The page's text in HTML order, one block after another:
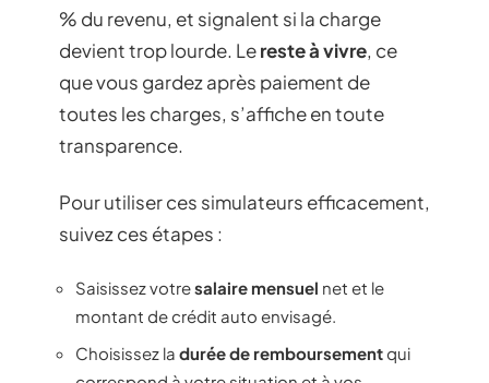
% du revenu, et signalent si la charge
devient trop lourde. Lereste à vivre, ce
que vous gardez après paiement de
toutes les charges, s’affiche en toute
transparence.
Pour utiliser ces simulateurs efficacement,
suivez ces étapes :
Saisissez votresalaire mensuel net et le
montant de crédit auto envisagé.
Choisissez la durée de remboursementqui